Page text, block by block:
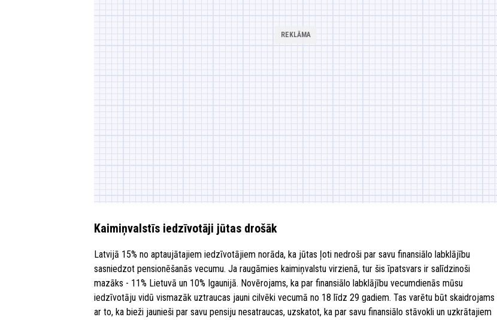
Kaimiņvalstīs iedzīvotāji jūtas drošāk
Latvijā 15% no aptaujātajiem iedzīvotājiem norāda, ka jūtas ļoti nedroši par savu finansiālo labklājību
sasniedzot pensionēšanās vecumu. Ja raugāmies kaimiņvalstu virzienā, tur šis īpatsvars ir salīdzinoši
mazāks - 11% Lietuvā un 10% Igaunijā. Novērojams, ka par finansiālo labklājību vecumdienās mūsu
iedzīvotāju vidū vismazāk uztraucas jauni cilvēki vecumā no 18 līdz 29 gadiem. Tas varētu būt skaidrojams
ar to, ka bieži jaunieši par savu pensiju nesatraucas, uzskatot, ka par savu finansiālo stāvokli un uzkrātajiem